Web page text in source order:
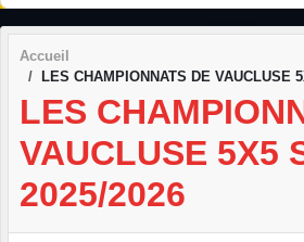
Accueil
LES CHAMPIONNATS DE VAUCLUSE
LES
VAUCLUSE 5X5
2025/2026